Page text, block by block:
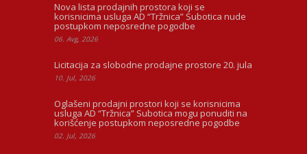
Nova lista prodajnih prostora koji se
korisnicima usluga AD “Tržnica” Subotica nude
postupkom neposredne pogodbe
06. Avg, 2026
Licitacija za slobodne prodajne prostore 20. jula
10. Jul, 2026
Oglašeni prodajni prostori koji se korisnicima
usluga AD “Tržnica” Subotica mogu ponuditi na
korišćenje postupkom neposredne pogodbe
02. Jul, 2026